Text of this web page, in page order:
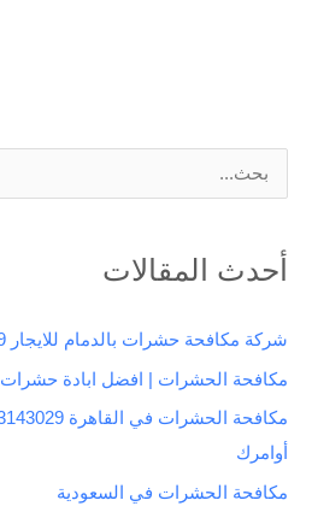
ب
ح
ن
:
أحدث المقالات
شركة مكافحة حشرات بالدمام للايجار 01003143029
مكافحة الحشرات | افضل ابادة حشرات
أوامرك
مكافحة الحشرات في السعودية